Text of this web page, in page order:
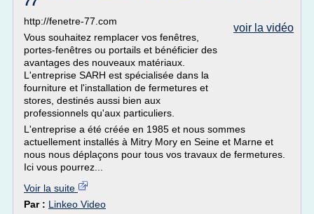
voir la vidéo
http://fenetre-77.com
Vous souhaitez remplacer vos fenêtres,
portes-fenêtres ou portails et bénéficier des
avantages des nouveaux matériaux.
L'entreprise SARH est spécialisée dans la
fourniture et l'installation de fermetures et
stores, destinés aussi bien aux
professionnels qu'aux particuliers.
L'entreprise a été créée en 1985 et nous sommes
actuellement installés à Mitry Mory en Seine et Marne et
nous nous déplaçons pour tous vos travaux de fermetures.
Ici vous pourrez...
Voir la suite
Par : Linkeo Video